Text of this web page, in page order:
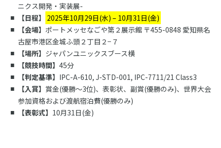
ニクス開発・実装展-
【日程】
2025年10月29日(水) – 10月31日(金)
【会場】 ポートメッセなごや第２展示館 〒455-0848 愛知県名
古屋市港区金城ふ頭２丁目２−７
【場所】 ジャパンユニックスブース横
【競技時間】 45分
【判定基準】 IPC-A-610, J-STD-001, IPC-7711/21 Class3
【入賞】 賞金(優勝～3位)、表彰状、副賞(優勝のみ)、世界大会
参加資格および渡航宿泊費(優勝のみ)
【表彰式】 10月31日(金)